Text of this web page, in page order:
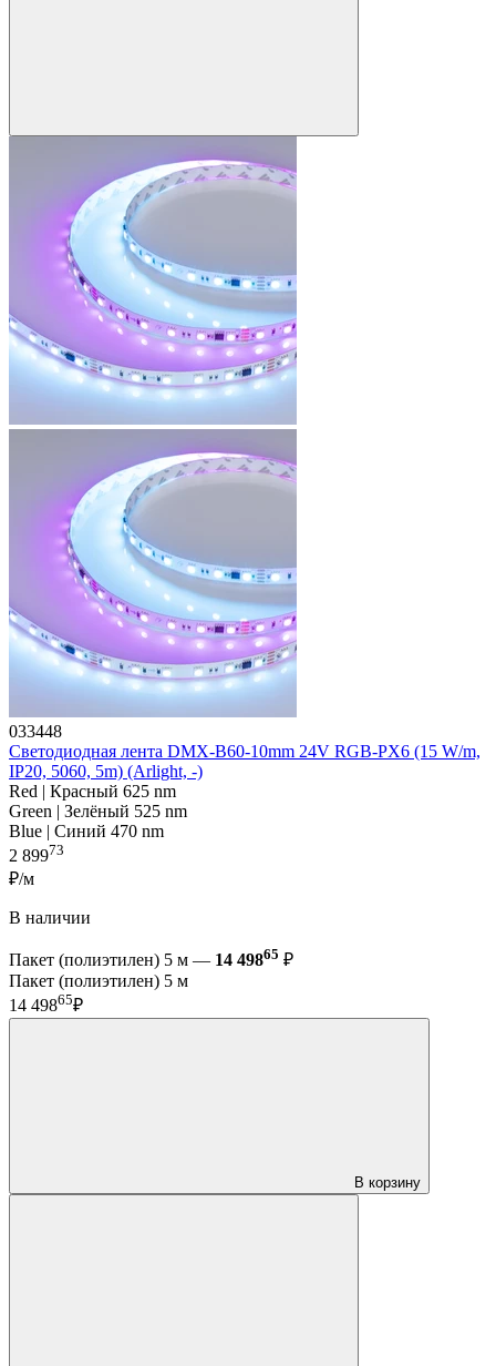
033448
Светодиодная лента DMX-B60-10mm 24V RGB-PX6 (15 W/m,
IP20, 5060, 5m) (Arlight, -)
Red | Красный 625 nm
Green | Зелёный 525 nm
Blue | Синий 470 nm
2 89973
₽/м
В наличии
Пакет (полиэтилен) 5 м — 14 49865 ₽
Пакет (полиэтилен) 5 м
14 49865₽
В корзину